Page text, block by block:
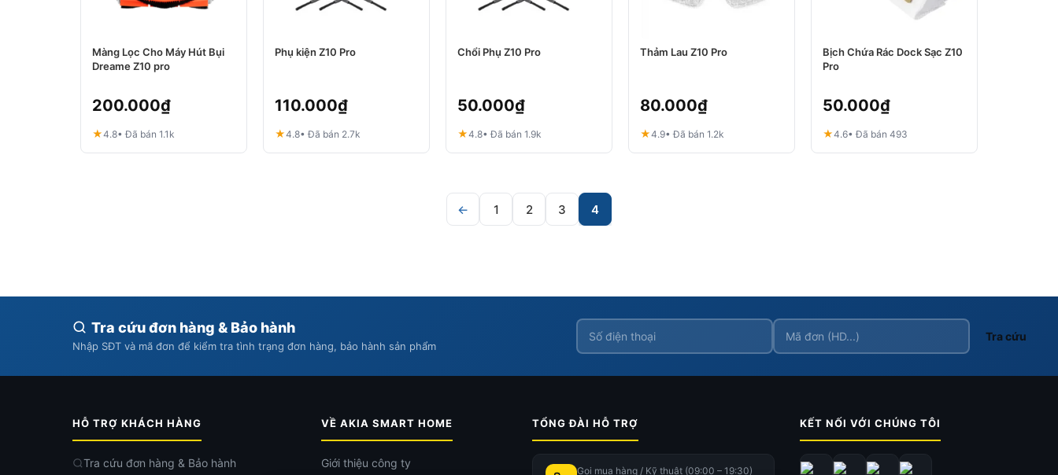
Màng Lọc Cho Máy Hút Bụi
Dreame Z10 pro
200.000₫
★4.8• Đã bán 1.1k
Phụ kiện Z10 Pro
110.000₫
★4.8• Đã bán 2.7k
Chổi Phụ Z10 Pro
50.000₫
★4.8• Đã bán 1.9k
Thảm Lau Z10 Pro
80.000₫
★4.9• Đã bán 1.2k
Bịch Chứa Rác Dock Sạc Z10
Pro
50.000₫
★4.6• Đã bán 493
← 1 2 3 4
Tra cứu đơn hàng & Bảo hành
Nhập SĐT và mã đơn để kiểm tra tình trạng đơn hàng, bảo hành sản phẩm
Tra cứu
HỖ TRỢ KHÁCH HÀNG
Tra cứu đơn hàng & Bảo hành
VỀ AKIA SMART HOME
Giới thiệu công ty
TỔNG ĐÀI HỖ TRỢ
Gọi mua hàng / Kỹ thuật (09:00 – 19:30)
KẾT NỐI VỚI CHÚNG TÔI